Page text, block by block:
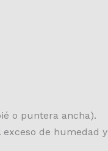
o puntera ancha).
de humedad y